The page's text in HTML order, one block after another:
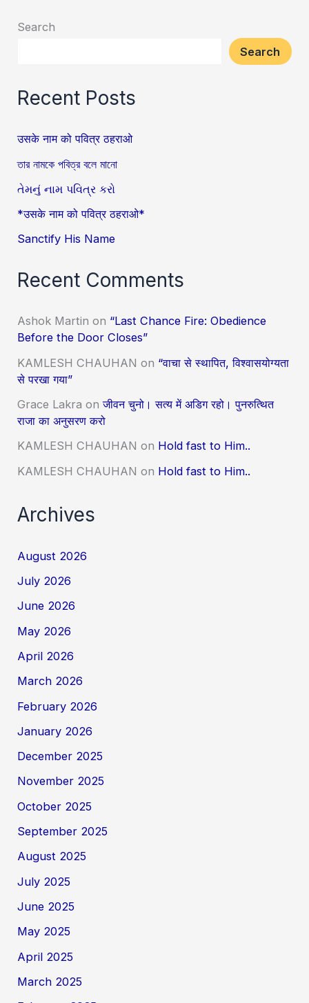
Search
Search
Recent Posts
उसके नाम को पवित्र ठहराओ
তার নামকে পবিত্র বলে মানো
તેમનું નામ પવિત્ર કરો
*उसके नाम को पवित्र ठहराओ*
Sanctify His Name
Recent Comments
Ashok Martin on “Last Chance Fire: Obedience
Before the Door Closes”
KAMLESH CHAUHAN on “वाचा से स्थापित, विश्वासयोग्यता
से परखा गया”
Grace Lakra onजीवन चुनो। सत्य में अडिग रहो। पुनरुत्थित
राजा का अनुसरण करो
KAMLESH CHAUHAN on Hold fast to Him..
KAMLESH CHAUHAN on Hold fast to Him..
Archives
August 2026
July 2026
June 2026
May 2026
April 2026
March 2026
February 2026
January 2026
December 2025
November 2025
October 2025
September 2025
August 2025
July 2025
June 2025
May 2025
April 2025
March 2025